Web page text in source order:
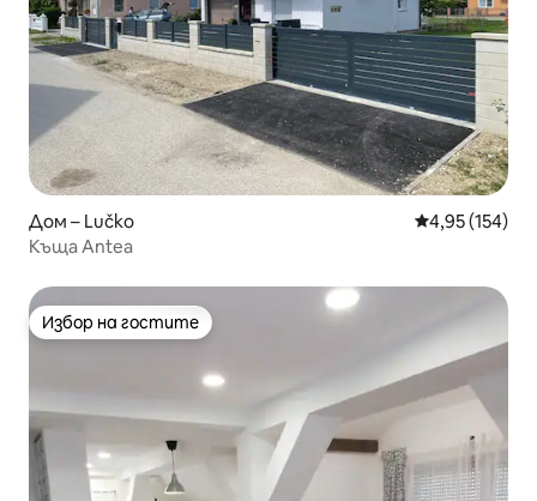
Дом – Lučko Средна
4,95 (154)
Къща Antea
Избор на гостите
Избор на гостите